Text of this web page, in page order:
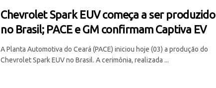
Chevrolet Spark EUV começa a ser produzido
no Brasil; PACE e GM confirmam Captiva EV
A Planta Automotiva do Ceará (PACE) iniciou hoje (03) a produção do
Chevrolet Spark EUV no Brasil. A cerimônia, realizada ...